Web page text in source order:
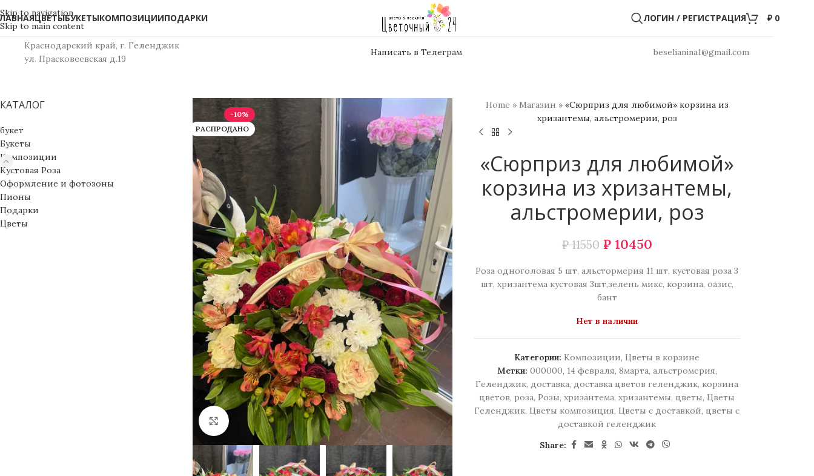
Skip to navigation
Skip to main content
ЦВЕТЫБУКЕТЫКОМПОЗИЦИИПОДАРКИ ЛОГИН / РЕГИСТРАЦИЯ ₽0
Краснодарский край, г. Геленджик
ул. Прасковеевская д.19
Написать в Телеграм beselianina1@gmail.com
КАТАЛОГ
букет
Букеты
Композиции
Кустовая Роза
Оформление и фотозоны
Пионы
Подарки
Цветы
-10%
РАСПРОДАНО
Увеличить
Home » Магазин » «Сюрприз для любимой» корзина из
хризантемы, альстромерии, роз
«Сюрприз для любимой»
корзина из хризантемы,
альстромерии, роз
₽11550 ₽10450
Роза одноголовая 5 шт, альстормерия 11 шт, кустовая роза 3
шт, хризантема кустовая 3шт,зелень микс, корзина, оазис,
бант
Нет в наличии
Категории: Композиции, Цветы в корзине
Метки: 000000, 14 февраля, 8марта, альстромерия,
Геленджик, доставка, доставка цветов геленджик, корзина
цветов, роза, Розы, хризантема, хризантемы, цветы, Цветы
Геленджик, Цветы композиция, Цветы с доставкой, цветы с
доставкой геленджик
Share: